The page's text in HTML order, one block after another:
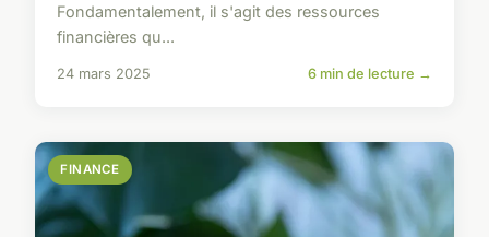
Fondamentalement, il s'agit des ressources
financières qu...
24 mars 2025 6 min de lecture →
FINANCE